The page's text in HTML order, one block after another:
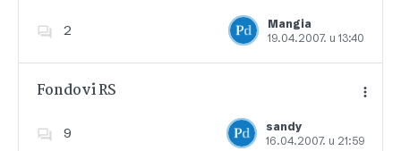
2
Mangia
19.04.2007. u 13:40
Dodajte u favorite
Fondovi RS
9
sandy
16.04.2007. u 21:59
Dodajte u favorite